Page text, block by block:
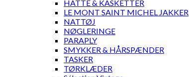
HATTE & KASKETTER
LE MONT SAINT MICHEL JAKKER
NATTØJ
NØGLERINGE
PARAPLY
SMYKKER & HÅRSPÆNDER
TASKER
TØRKLÆDER